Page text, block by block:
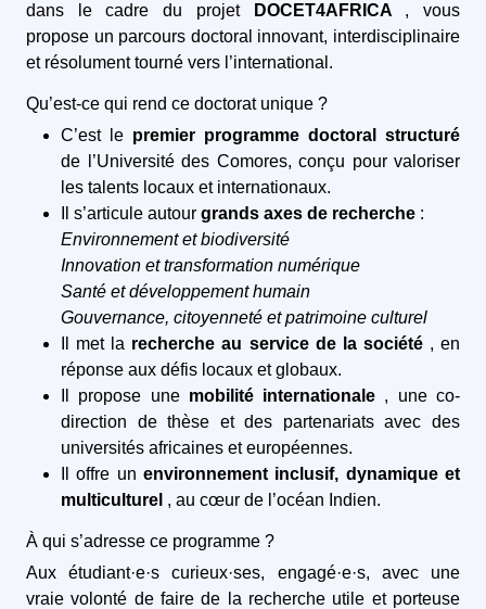
dans le cadre du projet
DOCET4AFRICA , vous
propose un parcours doctoral innovant, interdisciplinaire
et résolument tourné vers l’international.
Qu’est-ce qui rend ce doctorat unique ?
C’est le premier programme doctoral structuré
de l’Université des Comores, conçu pour valoriser
les talents locaux et internationaux.
Il s’articule autour grands axes de recherche :
Environnement et biodiversité
Innovation et transformation numérique
Santé et développement humain
Gouvernance, citoyenneté et patrimoine culturel
Il met la recherche au service de la société , en
réponse aux défis locaux et globaux.
Il propose une mobilité internationale , une co-
direction de thèse et des partenariats avec des
universités africaines et européennes.
Il offre un environnement inclusif, dynamique et
multiculturel , au cœur de l’océan Indien.
À qui s’adresse ce programme ?
Aux étudiant·e·s curieux·ses, engagé·e·s, avec une
vraie volonté de faire de la recherche utile et porteuse